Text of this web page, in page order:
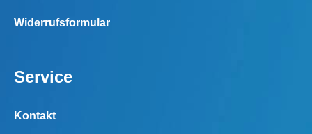
Widerrufsformular
Service
Kontakt